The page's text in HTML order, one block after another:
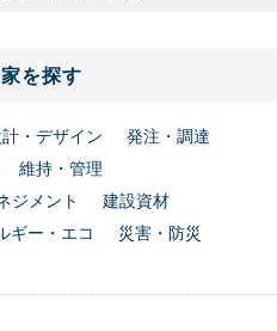
を探す
・デザイン
発注・調達
維持・管理
ジメント
建設資材
ギー・エコ
災害・防災